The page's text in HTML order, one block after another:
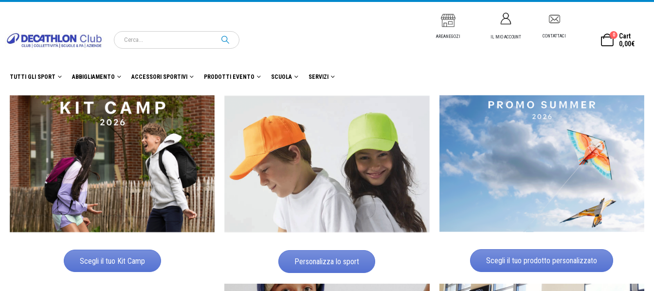
AREANEGOZI IL MIO ACCOUNT CONTATTACI 0
Cart
0,00€
TUTTI GLI SPORT ABBIGLIAMENTO ACCESSORI SPORTIVI PRODOTTI EVENTO SCUOLA SERVIZI
Scegli il tuo Kit Camp Personalizza lo sport Scegli il tuo prodotto personalizzato